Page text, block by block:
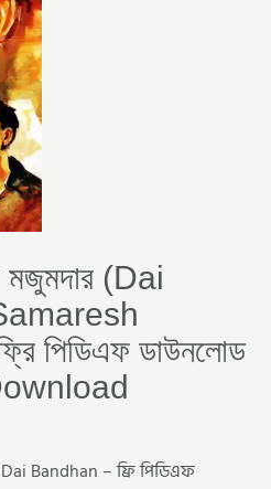
মজুমদার (Dai
পিডিএফ ডাউনলোড
Bandhan – ফ্রি পিডিএফ